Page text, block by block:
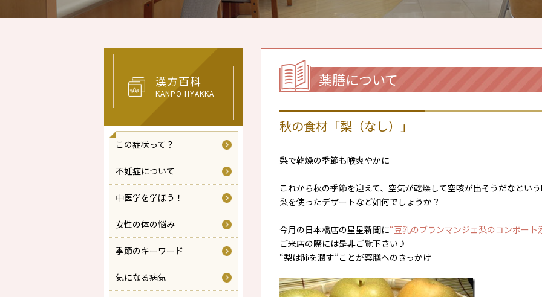
薬膳について
秋の食材「梨（なし）」
梨で乾燥の季節も喉爽やかに
これから秋の季節を迎えて、空気が乾燥して空咳が出そうだなとい
梨を使ったデザートなど如何でしょうか？
今月の日本橋店の星星新聞に“豆乳のブランマンジェ梨のコンポート
ご来店の際には是非ご覧下さい♪
“梨は肺を潤す”ことが薬膳へのきっかけ
漢方百科
KANPO HYAKKA
この症状って？
不妊症について
中医学を学ぼう！
女性の体の悩み
季節のキーワード
気になる病気